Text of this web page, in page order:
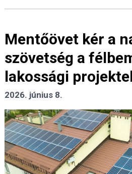
Mentőövet kér a
szövetség a
lakossági
2026. június 8.